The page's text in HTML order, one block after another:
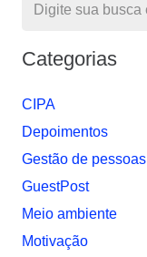
Categorias
CIPA
Depoimentos
Gestão de pessoas
GuestPost
Meio ambiente
Motivação